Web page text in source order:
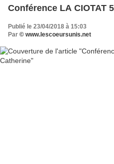
Conférence LA CIOTAT
Publié le 23/04/2018 à 15:03
Par © www.lescoeursunis.net